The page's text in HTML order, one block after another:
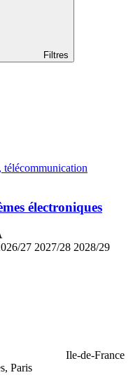
Filtres
électroniques
27 2027/28 2028/29
Ile-de-France
Paris